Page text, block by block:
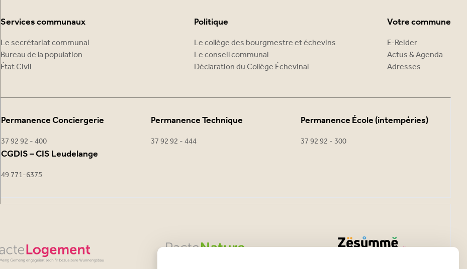
Services communaux
Le secrétariat communal
Bureau de la population
État Civil
Politique
Le collège des bourgmestre et échevins
Le conseil communal
Déclaration du Collège Échevinal
Votre commune
E-Reider
Actus & Agenda
Adresses
Permanence Conciergerie
37 92 92 - 400
Permanence Technique
37 92 92 - 444
Permanence École (intempéries)
37 92 92 - 300
CGDIS – CIS Leudelange
49 771-6375